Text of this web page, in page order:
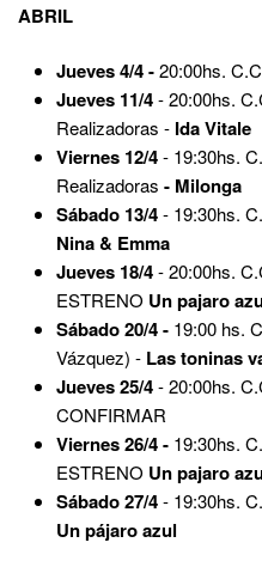
ABRIL
Jueves 4/4 -20:00hs.
Jueves 11/4- 20:00hs.
Realizadoras - Ida Vitale
Viernes 12/4- 19:30hs.
Realizadoras - Milonga
Sábado 13/4- 19:30hs.
Nina & Emma
Jueves 18/4- 20:00hs.
ESTRENO Un pajaro
Sábado 20/4 - 19:00 hs.
Vázquez) - Las toninas
Jueves 25/4- 20:00hs.
CONFIRMAR
Viernes 26/4 - 19:30hs.
ESTRENO Un pajaro
Sábado 27/4- 19:30hs.
Un pájaro azul